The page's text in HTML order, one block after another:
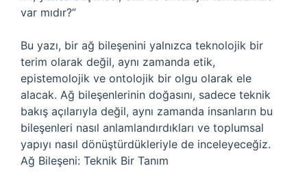
var mıdır?”
Bu yazı, bir ağ bileşenini yalnızca teknolojik bir
terim olarak değil, aynı zamanda etik,
epistemolojik ve ontolojik bir olgu olarak ele
alacak. Ağ bileşenlerinin doğasını, sadece teknik
bakış açılarıyla değil, aynı zamanda insanların bu
bileşenleri nasıl anlamlandırdıkları ve toplumsal
yapıyı nasıl dönüştürdükleriyle de inceleyeceğiz.
Ağ Bileşeni: Teknik Bir Tanım